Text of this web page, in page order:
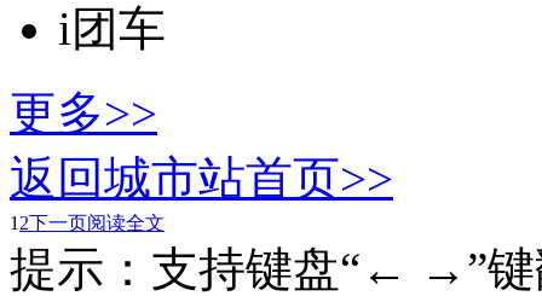
i团车
更多>>
返回城市站首页>>
1 2下一页阅读全文
提示：支持键盘“← →”键